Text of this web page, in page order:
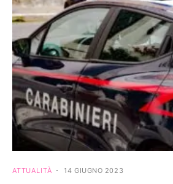
ATTUALITÀ 14 GIUGNO 2023